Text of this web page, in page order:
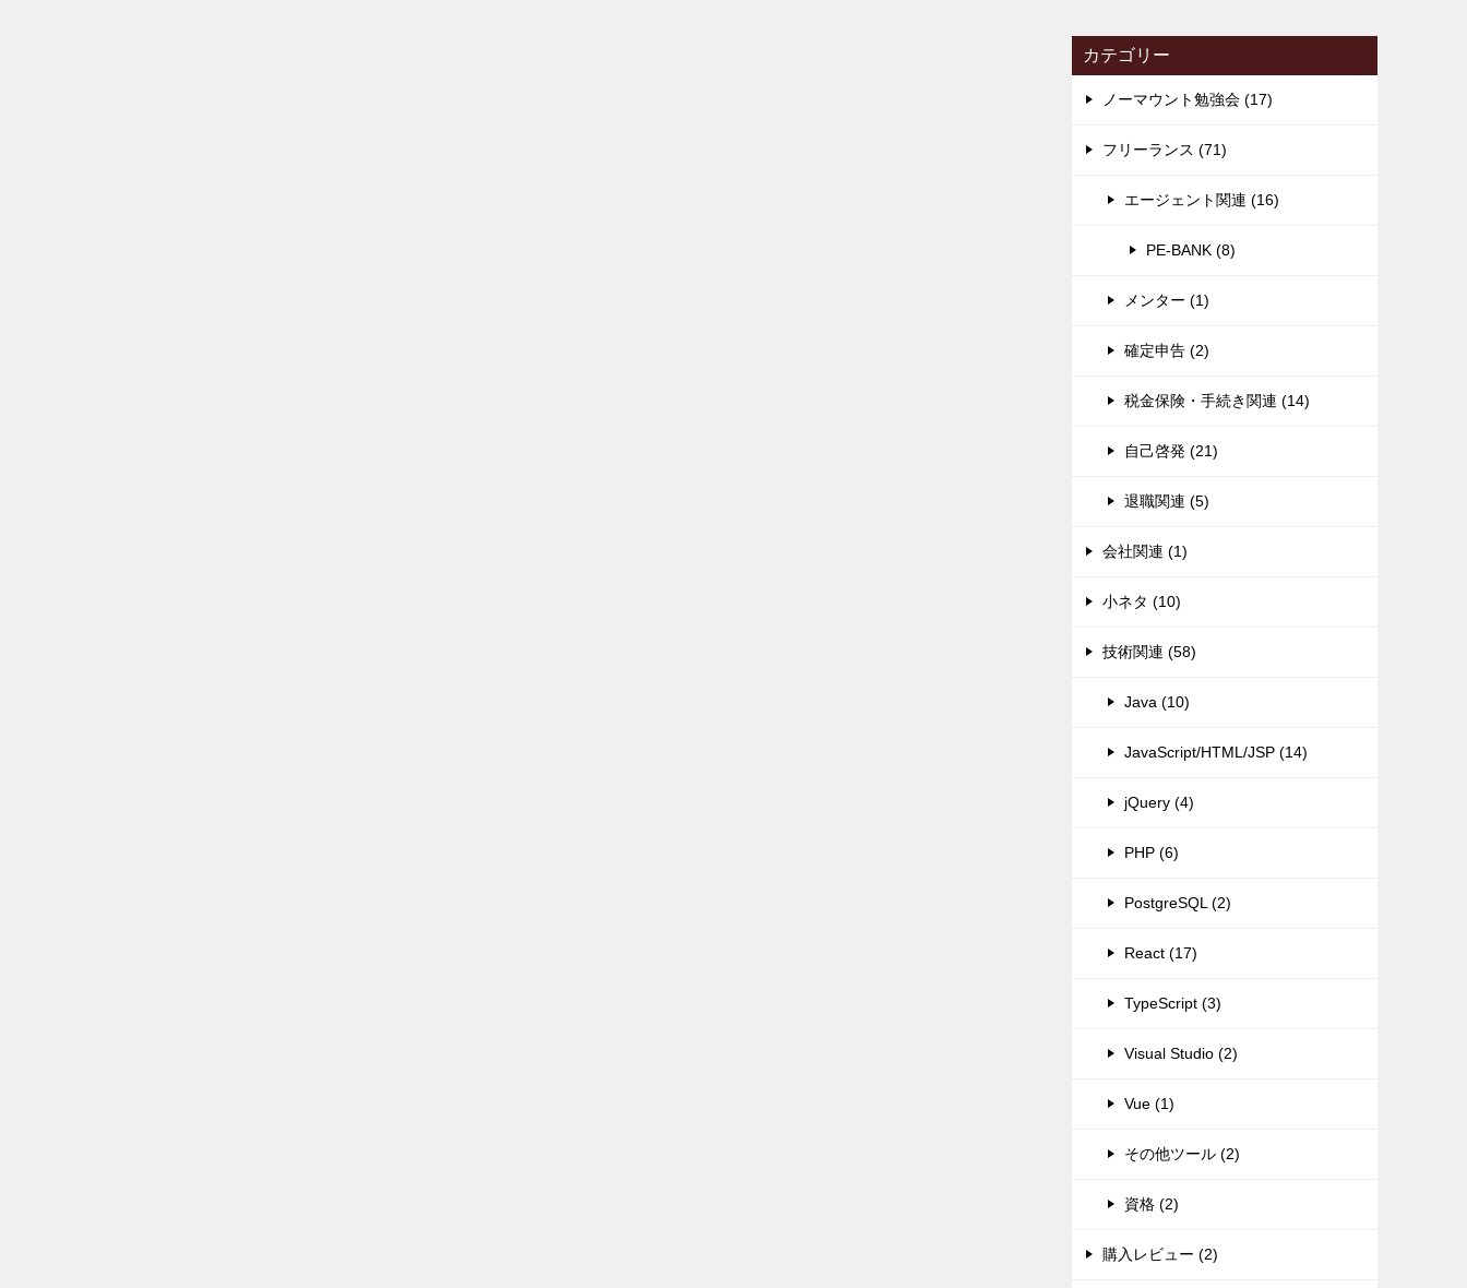
カテゴリー
ノーマウント勉強会 (17)
フリーランス (71)
エージェント関連 (16)
PE-BANK (8)
メンター (1)
確定申告 (2)
税金保険・手続き関連 (14)
自己啓発 (21)
退職関連 (5)
会社関連 (1)
小ネタ (10)
技術関連 (58)
Java (10)
JavaScript/HTML/JSP (14)
jQuery (4)
PHP (6)
PostgreSQL (2)
React (17)
TypeScript (3)
Visual Studio (2)
Vue (1)
その他ツール (2)
資格 (2)
購入レビュー (2)